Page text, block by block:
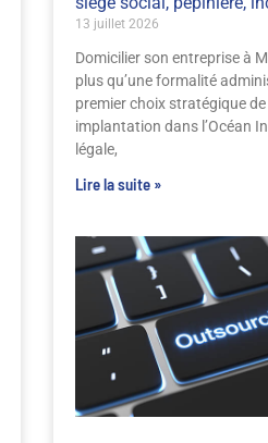
13 juillet 2026
Domicilier son entreprise à
plus qu’une formalité
premier choix stratégique
implantation dans l’Océan
légale,
Lire la suite »